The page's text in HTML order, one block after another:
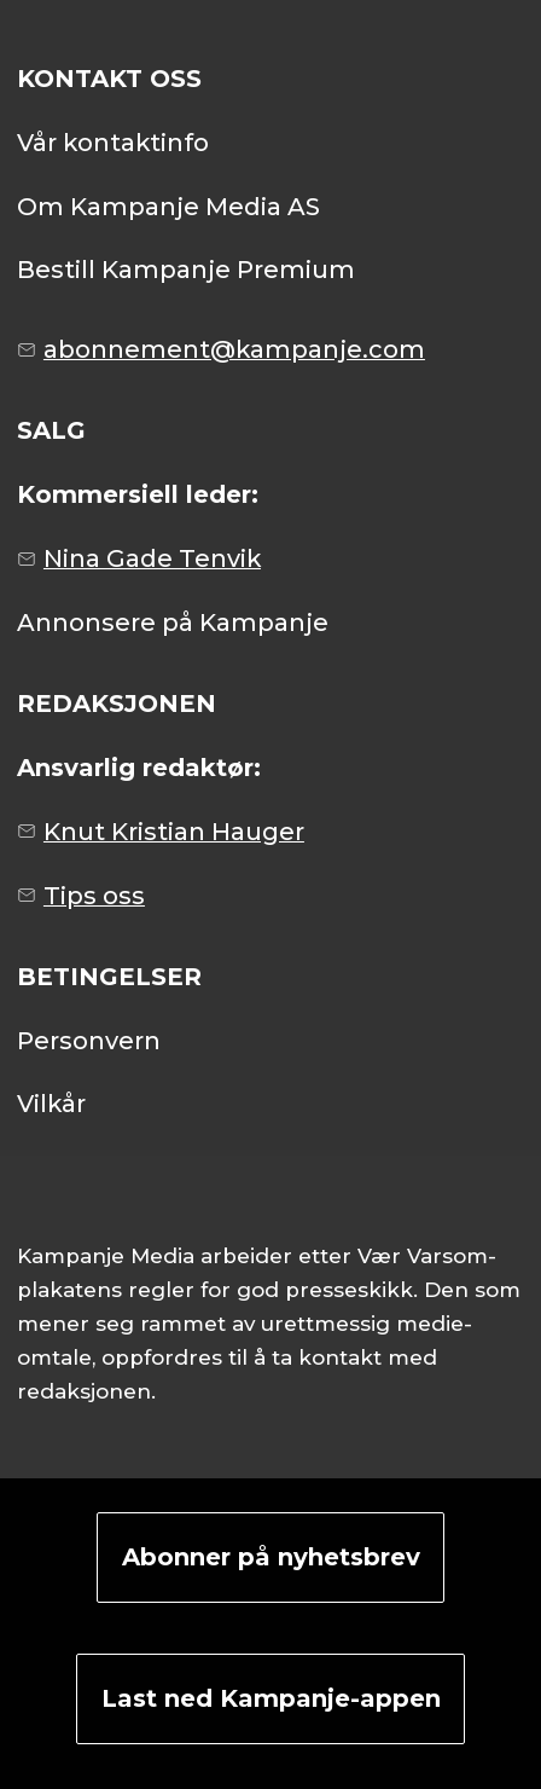
KONTAKT OSS
Vår kontaktinfo
Om Kampanje Media AS
Bestill Kampanje Premium
abonnement@kampanje.com
SALG
Kommersiell leder:
Nina Gade Tenvik
Annonsere på Kampanje
REDAKSJONEN
Ansvarlig redaktør:
Knut Kristian Hauger
Tips oss
BETINGELSER
Personvern
Vilkår
Kampanje Media arbeider etter Vær Varsom-
plakatens regler for god presseskikk. Den som
mener seg rammet av urettmessig medie­
omtale, oppfordres til å ta kontakt med
redaksjonen.
Abonner på nyhetsbrev
Last ned Kampanje-appen